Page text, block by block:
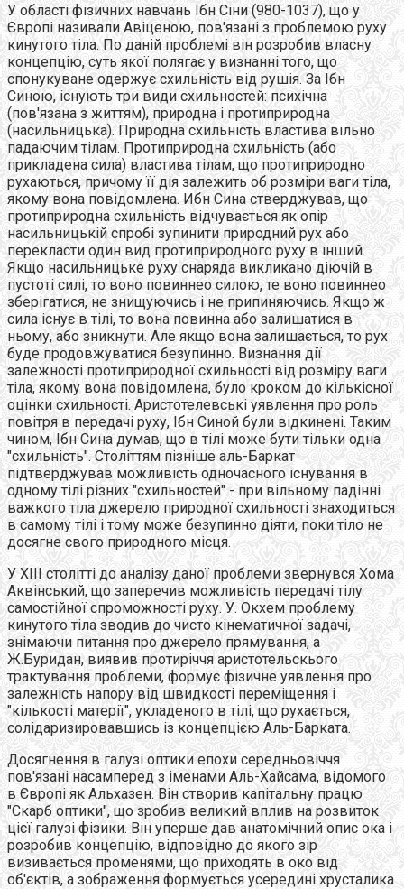
У області фізичних навчань Ібн Сіни (980-1037), що у
Європі називали Авіценою, пов'язані з проблемою руху
кинутого тіла. По даній проблемі він розробив власну
концепцію, суть якої полягає у визнанні того, що
спонукуване одержує схильність від рушія. За Ібн
Синою, існують три види схильностей: психічна
(пов'язана з життям), природна і протиприродна
(насильницька). Природна схильність властива вільно
падаючим тілам. Протиприродна схильність (або
прикладена сила) властива тілам, що протиприродно
рухаються, причому її дія залежить об розміри ваги тіла,
якому вона повідомлена. Ибн Сина стверджував, що
протиприродна схильність відчувається як опір
насильницькій спробі зупинити природний рух або
перекласти один вид протиприродного руху в інший.
Якщо насильницьке руху снаряда викликано діючій в
пустоті силі, то воно повиннео силою, те воно повиннео
зберігатися, не знищуючись і не припиняючись. Якщо ж
сила існує в тілі, то вона повинна або залишатися в
ньому, або зникнути. Але якщо вона залишається, то рух
буде продовжуватися безупинно. Визнання дії
залежності протиприродної схильності від розміру ваги
тіла, якому вона повідомлена, було кроком до кількісної
оцінки схильності. Аристотелевські уявлення про роль
повітря в передачі руху, Ібн Синой були відкинені. Таким
чином, Ібн Сина думав, що в тілі може бути тільки одна
"схильність". Століттям пізніше аль-Баркат
підтверджував можливість одночасного існування в
одному тілі різних "схильностей" - при вільному падінні
важкого тіла джерело природної схильності знаходиться
в самому тілі і тому може безупинно діяти, поки тіло не
досягне свого природного місця.
У XIII столітті до аналізу даної проблеми звернувся Хома
Аквінський, що заперечив можливість передачі тілу
самостійної спроможності руху. У. Окхем проблему
кинутого тіла зводив до чисто кінематичної задачі,
знімаючи питання про джерело прямування, а
Ж.Буридан, виявив протиріччя аристотельскього
трактування проблеми, формує фізичне уявлення про
залежність напору від швидкості переміщення і
"кількості матерії", укладеного в тілі, що рухається,
солідаризировавшись із концепцією Аль-Барката.
Досягнення в галузі оптики епохи середньовіччя
пов'язані насамперед з іменами Аль-Хайсама, відомого
в Європі як Альхазен. Він створив капітальну працю
"Скарб оптики", що зробив великий вплив на розвиток
цієї галузі фізики. Він уперше дав анатомічний опис ока і
розробив концепцію, відповідно до якого зір
визивається променями, що приходять в око від
об'єктів, а зображення формується усередині хрусталика